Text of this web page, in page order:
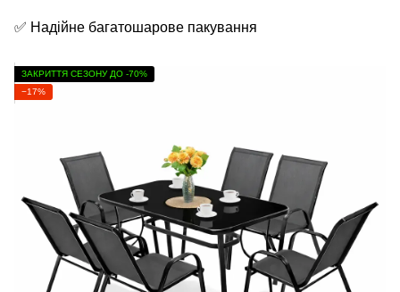
✅ Надійне багатошарове пакування
ЗАКРИТТЯ СЕЗОНУ ДО -70%
−17%